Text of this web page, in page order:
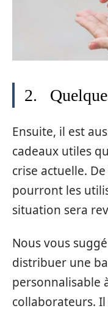
2.
Ensuite, il est
cadeaux utiles
crise actuelle.
pourront les
situation sera
Nous vous
distribuer une
personnalisable
collaborateurs.